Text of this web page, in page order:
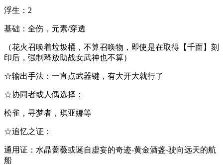
浮生：2
基础：全伤，元素/穿透
（花火召唤着垃圾桶，不算召唤物，即使是在取得【千面】刻
印后，强制释放助战女武神也不算）
☆输出手法：一直点武器键，有大开大就行了
☆协同者或人偶选择：
松雀，寻梦者，琪亚娜等
☆追忆之证：
通用证：水晶蔷薇或诞自虚妄的奇迹-黄金酒盏-驶向远天的航
船